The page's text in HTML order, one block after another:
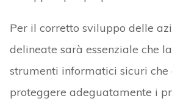
Per il corretto sviluppo delle
delineate sarà essenziale che
strumenti informatici sicuri che
proteggere adeguatamente i